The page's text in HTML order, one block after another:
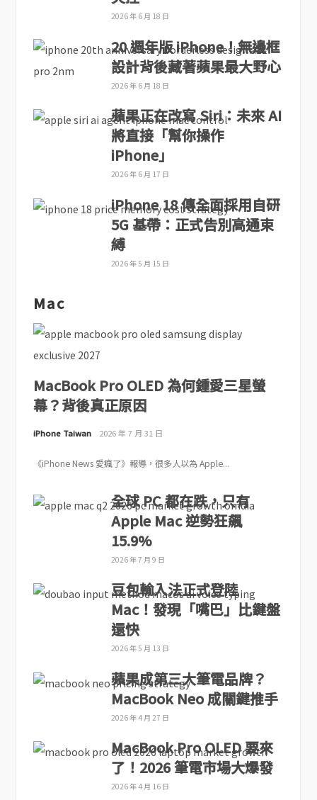
2026 年 6 月 18 日
20 週年版 iPhone！無邊框
設計背後藏著蘋果最大野心
2026 年 6 月 18 日
蘋果正在改寫 Siri：未來 AI
將直接「幫你操作
iPhone」
2026 年 6 月 17 日
iPhone 18 傳全面採用自研
5G 基帶：正式告別高通束
縛
2026 年 5 月 15 日
Mac
MacBook Pro OLED 為何鍾愛三星螢
幕？背後真正原因
iPhone Taiwan 2026 年 7 月 31 日
《iPhone News 愛瘋了》報導，很多人以為 Apple...
全球 PC 都在跌，只有
Apple Mac 逆勢狂飆
15.9%
2026 年 7 月 9 日
豆包輸入法正式登陸
Mac！發現「嘴巴」比鍵盤
還快
2026 年 5 月 13 日
蘋果成第三大筆電品牌？
MacBook Neo 成關鍵推手
2026 年 4 月 27 日
MacBook Pro OLED 要來
了！2026 筆電市場大爆發
2026 年 4 月 16 日